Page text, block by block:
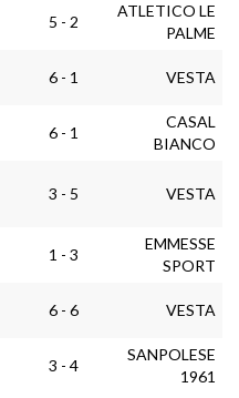
5 - 2
ATLETICO LE
PALME
6 - 1 VESTA
6 - 1
CASAL
BIANCO
3 - 5 VESTA
1 - 3
EMMESSE
SPORT
6 - 6 VESTA
3 - 4
SANPOLESE
1961